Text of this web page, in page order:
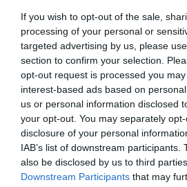
If you wish to opt-out of the sale,
processing of your personal or
targeted advertising by us, please
section to confirm your selection.
opt-out request is processed you
interest-based ads based on
us or personal information disclosed
your opt-out. You may separately
disclosure of your personal
IAB’s list of downstream participants.
also be disclosed by us to third
Downstream Participants that may
plena transformació”. Per
trobar un equilibri “entre la
seguretat a la provisió
Afegir VIA Empresacom
Google de forma
Estigues informat amb les
ACTIVAR ARA